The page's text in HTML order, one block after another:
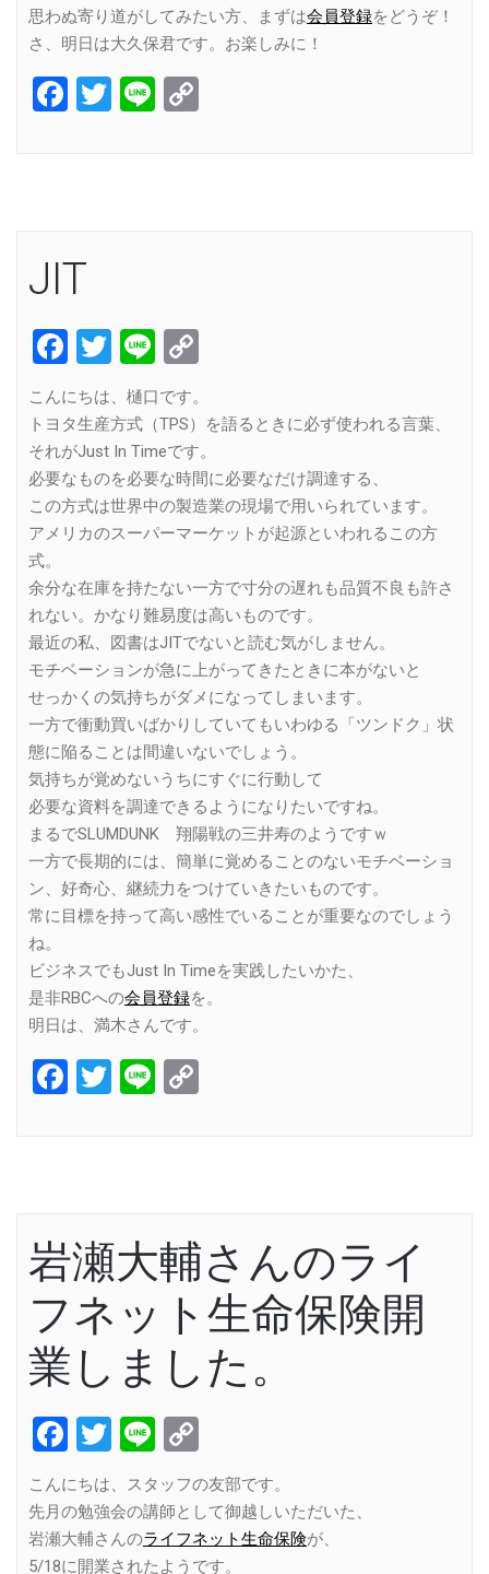
思わぬ寄り道がしてみたい方、まずは会員登録をどうぞ！
さ、明日は大久保君です。お楽しみに！
Facebook
Twitter
Line
JIT
Facebook
Twitter
Line
こんにちは、樋口です。
トヨタ生産方式（TPS）を語るときに必ず使われる言葉、
それがJust In Timeです。
必要なものを必要な時間に必要なだけ調達する、
この方式は世界中の製造業の現場で用いられています。
アメリカのスーパーマーケットが起源といわれるこの方
式。
余分な在庫を持たない一方で寸分の遅れも品質不良も許さ
れない。かなり難易度は高いものです。
最近の私、図書はJITでないと読む気がしません。
モチベーションが急に上がってきたときに本がないと
せっかくの気持ちがダメになってしまいます。
一方で衝動買いばかりしていてもいわゆる「ツンドク」状
態に陥ることは間違いないでしょう。
気持ちが覚めないうちにすぐに行動して
必要な資料を調達できるようになりたいですね。
まるでSLUMDUNK 翔陽戦の三井寿のようですｗ
一方で長期的には、簡単に覚めることのないモチベーショ
ン、好奇心、継続力をつけていきたいものです。
常に目標を持って高い感性でいることが重要なのでしょう
ね。
ビジネスでもJust In Timeを実践したいかた、
是非RBCへの会員登録を。
明日は、満木さんです。
Facebook
Twitter
Line
岩瀬大輔さんのライ
フネット生命保険開
業しました。
Facebook
Twitter
Line
Link
こんにちは、スタッフの友部です。
先月の勉強会の講師として御越しいただいた、
岩瀬大輔さんのライフネット生命保険が、
5/18に開業されたようです。